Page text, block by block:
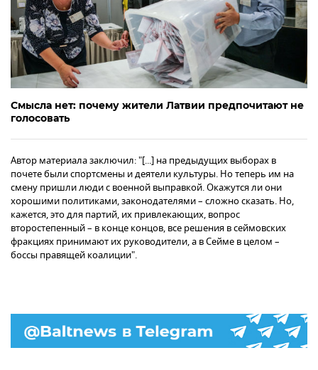
Смысла нет: почему жители Латвии предпочитают не
голосовать
Автор материала заключил: "[...] на предыдущих выборах в
почете были спортсмены и деятели культуры. Но теперь им на
смену пришли люди с военной выправкой. Окажутся ли они
хорошими политиками, законодателями – сложно сказать. Но,
кажется, это для партий, их привлекающих, вопрос
второстепенный – в конце концов, все решения в сеймовских
фракциях принимают их руководители, а в Сейме в целом –
боссы правящей коалиции".